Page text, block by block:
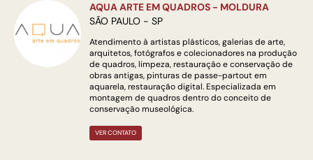
AQUA ARTE EM QUADROS - MOLDURA
SÃO PAULO - SP
Atendimento à artistas plásticos, galerias de arte,
arquitetos, fotógrafos e colecionadores na produção
de quadros, limpeza, restauração e conservação de
obras antigas, pinturas de passe-partout em
aquarela, restauração digital. Especializada em
montagem de quadros dentro do conceito de
conservação museológica.
VER CONTATO